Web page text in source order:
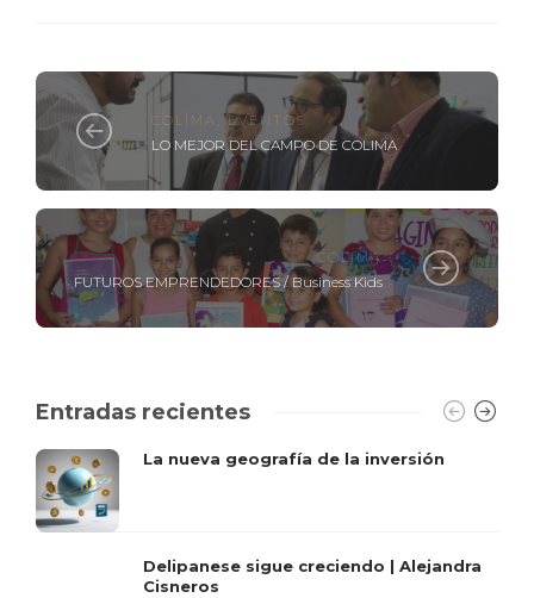
COLIMA ,EVENTOS
LO MEJOR DEL CAMPO DE COLIMA
COLIMA
FUTUROS EMPRENDEDORES / Business Kids
Entradas recientes
La nueva geografía de la inversión
Delipanese sigue creciendo | Alejandra
Cisneros